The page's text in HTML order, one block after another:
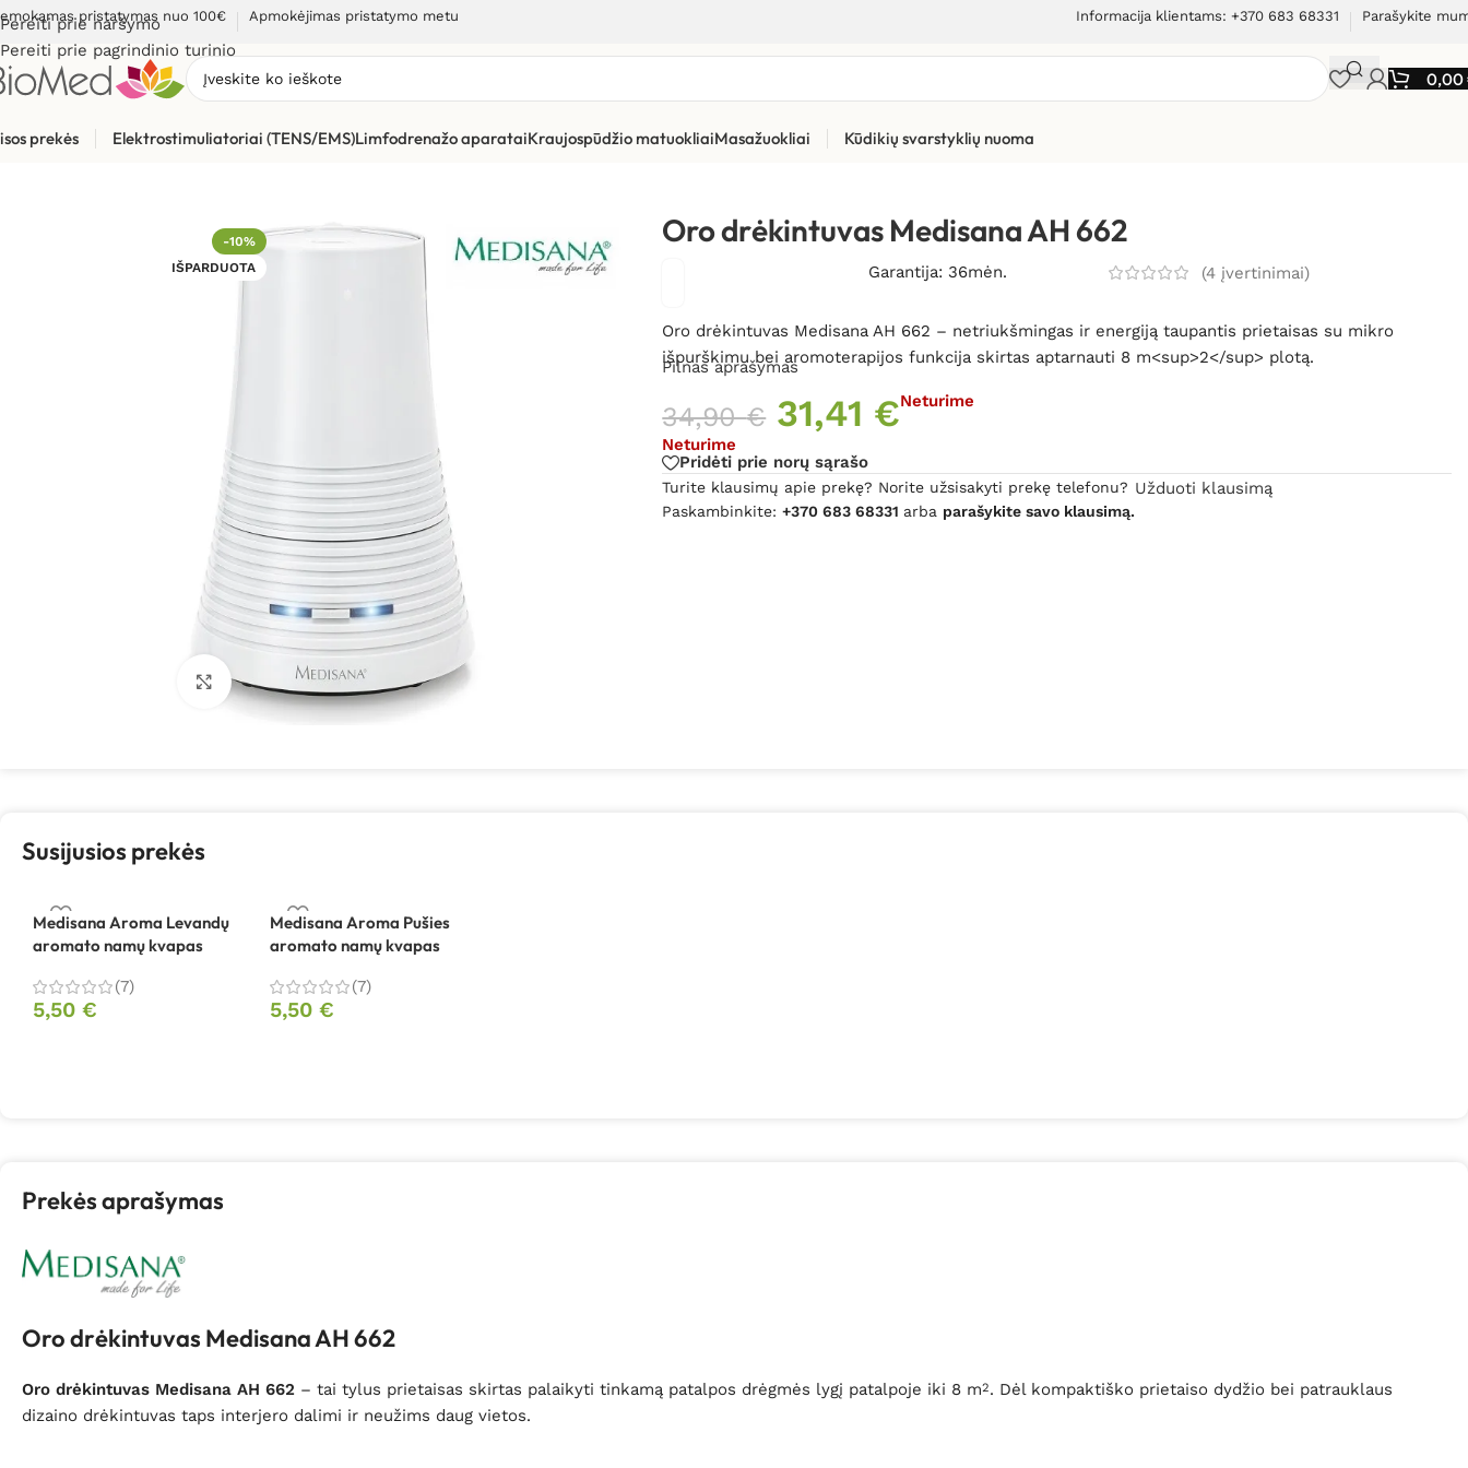
Pereiti prie naršymo
Pereiti prie pagrindinio turinio
pristatymas nuo 100€ Apmokėjimas pristatymo metu Informacija klientams: +370 683 68331 Parašykite
0,00
prekės Elektrostimuliatoriai (TENS/EMS)Limfodrenažo aparataiKraujospūdžio matuokliaiMasažuokliai Kūdikių svarstyklių nuoma
Sveikiems namams
-10%
IŠPARDUOTA
Spustelėkite, kad padidintumėte
Oro drėkintuvas Medisana AH 662
Garantija: 36mėn. (4įvertinimai)
Oro drėkintuvas Medisana AH 662 – netriukšmingas ir energiją taupantis prietaisas su mikro
išpurškimu bei aromoterapijos funkcija skirtas aptarnauti 8 m<sup>2</sup> plotą.
Pilnas aprašymas
34,90€ 31,41 €Neturime
Neturime
Pridėti prie norų sąrašo
Turite klausimų apie prekę? Norite užsisakyti prekę telefonu?
Paskambinkite:+370 683 68331 arba parašykite savo klausimą.
Užduoti klausimą
Susijusios prekės
Medisana Aroma Levandų
aromato namų kvapas
(7)
5,50 €
Medisana Aroma Pušies
aromato namų kvapas
(7)
5,50€
Prekės aprašymas
Oro drėkintuvas Medisana AH 662
Oro drėkintuvas Medisana AH 662 – tai tylus prietaisas skirtas palaikyti tinkamą patalpos drėgmės lygį patalpoje iki 8 m2. Dėl kompaktiško prietaiso dydžio bei patrauklaus
dizaino drėkintuvas taps interjero dalimi ir neužims daug vietos.